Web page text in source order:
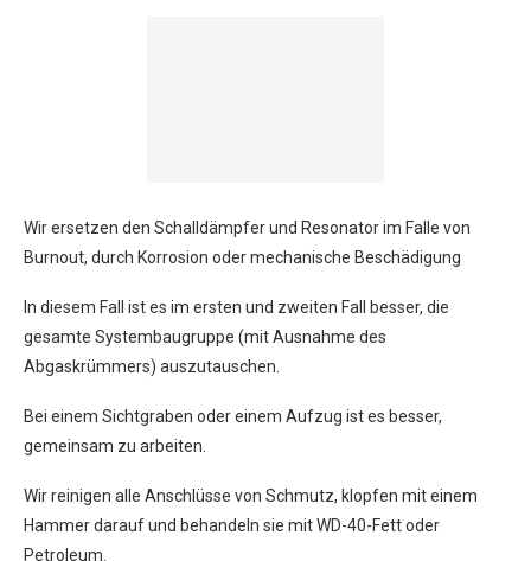
Wir ersetzen den Schalldämpfer und Resonator im Falle von
Burnout, durch Korrosion oder mechanische Beschädigung
In diesem Fall ist es im ersten und zweiten Fall besser, die
gesamte Systembaugruppe (mit Ausnahme des
Abgaskrümmers) auszutauschen.
Bei einem Sichtgraben oder einem Aufzug ist es besser,
gemeinsam zu arbeiten.
Wir reinigen alle Anschlüsse von Schmutz, klopfen mit einem
Hammer darauf und behandeln sie mit WD-40-Fett oder
Petroleum.